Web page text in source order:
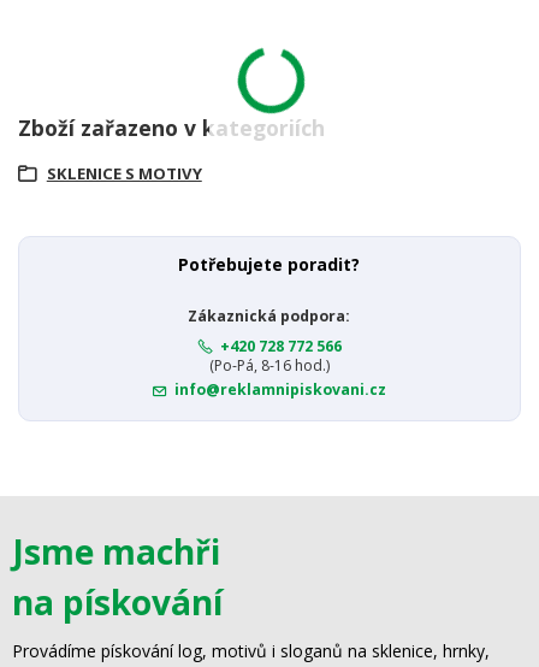
Zboží zařazeno v kategoriích
SKLENICE S MOTIVY
Potřebujete poradit?
Zákaznická podpora:
+420 728 772 566
(Po-Pá, 8-16 hod.)
info@reklamnipiskovani.cz
Jsme machři
na pískování
Provádíme pískování log, motivů i sloganů na sklenice, hrnky,